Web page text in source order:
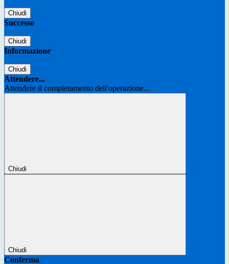
Chiudi
Successo
Chiudi
Informazione
Chiudi
Attendere...
Attendere il completamento dell'operazione...
Chiudi
Chiudi
Conferma